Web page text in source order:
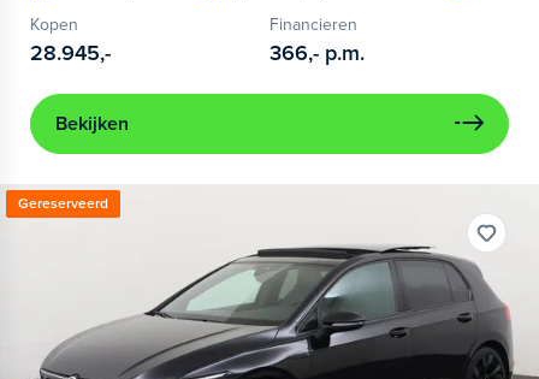
Kopen
28.945,-
Financieren
366,- p.m.
Bekijken
Gereserveerd